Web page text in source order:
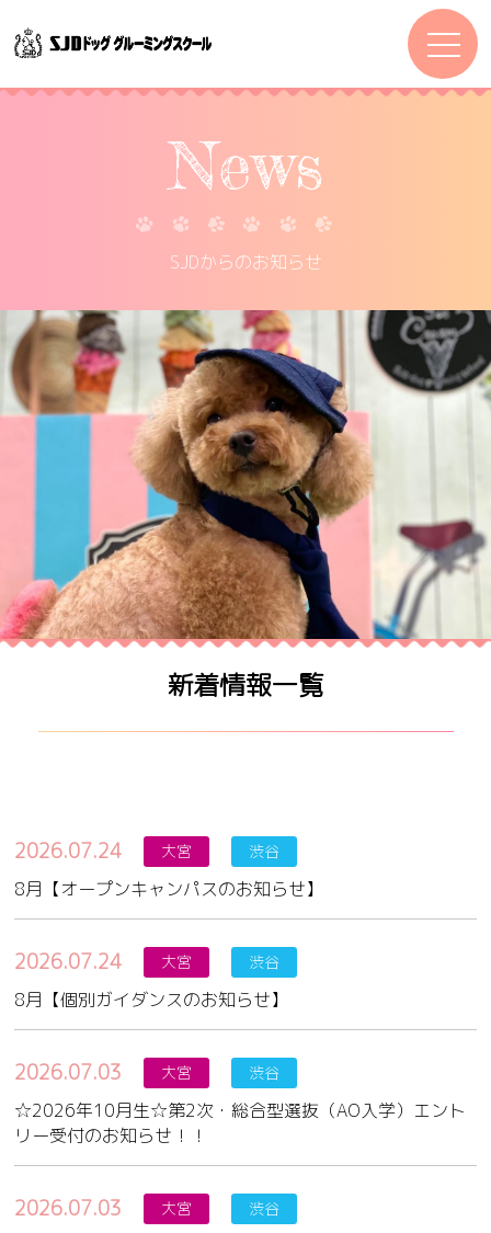
News
SJDからのお知らせ
新着情報一覧
2026.07.24 大宮 渋谷
8月【オープンキャンパスのお知らせ】
2026.07.24 大宮 渋谷
8月【個別ガイダンスのお知らせ】
2026.07.03 大宮 渋谷
☆2026年10月生☆第2次・総合型選抜（AO入学）エント
リー受付のお知らせ！！
2026.07.03 大宮 渋谷